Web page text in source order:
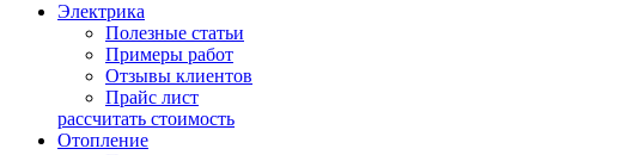
Электрика
Полезные статьи
Примеры работ
Отзывы клиентов
Прайс лист
рассчитать стоимость
Отопление